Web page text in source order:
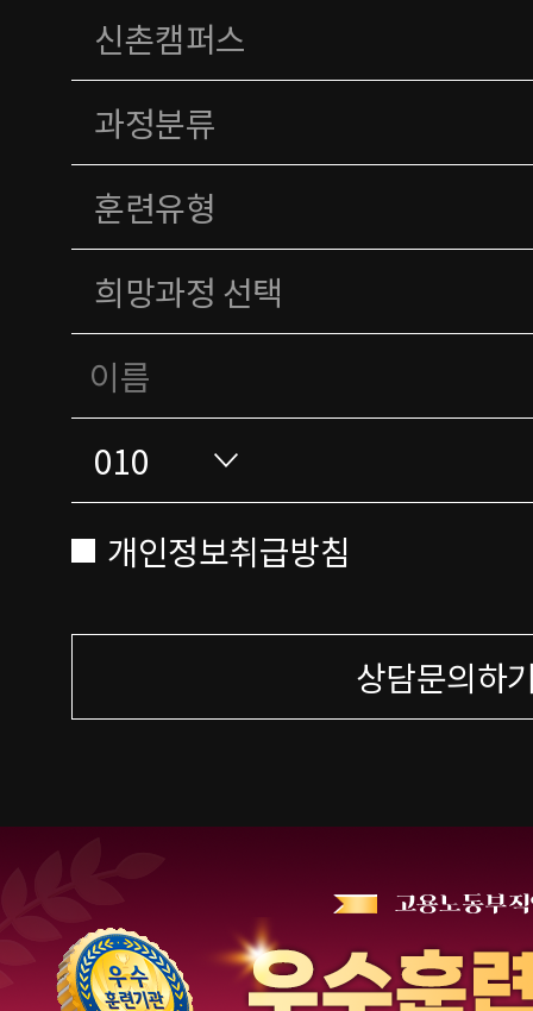
개인정보취급방침
상담문의하